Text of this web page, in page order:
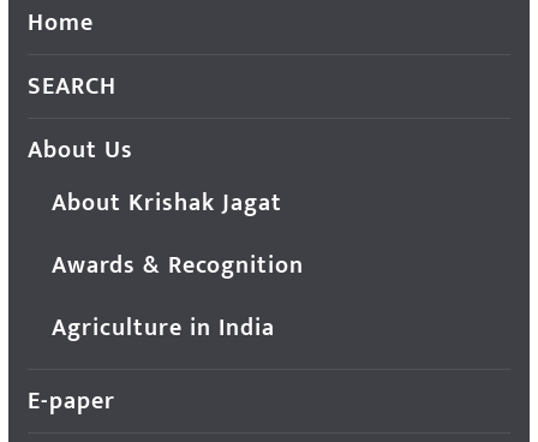
Home
SEARCH
About Us
About Krishak Jagat
Awards & Recognition
Agriculture in India
E-paper